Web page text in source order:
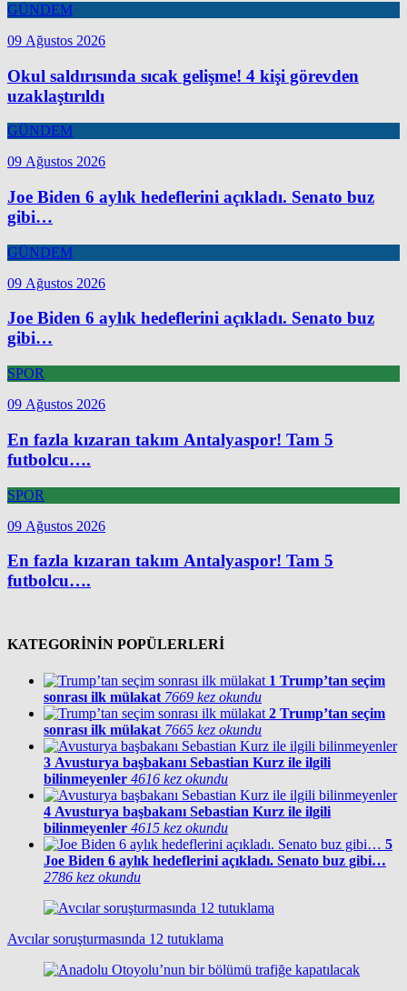
GÜNDEM
09 Ağustos 2026
Okul saldırısında sıcak gelişme! 4 kişi görevden
uzaklaştırıldı
GÜNDEM
09 Ağustos 2026
Joe Biden 6 aylık hedeflerini açıkladı. Senato buz
gibi…
GÜNDEM
09 Ağustos 2026
Joe Biden 6 aylık hedeflerini açıkladı. Senato buz
gibi…
SPOR
09 Ağustos 2026
En fazla kızaran takım Antalyaspor! Tam 5
futbolcu….
SPOR
09 Ağustos 2026
En fazla kızaran takım Antalyaspor! Tam 5
futbolcu….
KATEGORİNİN POPÜLERLERİ
1 Trump’tan seçim
sonrası ilk mülakat 7669 kez okundu
2 Trump’tan seçim
sonrası ilk mülakat 7665 kez okundu
3 Avusturya başbakanı Sebastian Kurz ile ilgili
bilinmeyenler 4616 kez okundu
4 Avusturya başbakanı Sebastian Kurz ile ilgili
bilinmeyenler 4615 kez okundu
5
Joe Biden 6 aylık hedeflerini açıkladı. Senato buz gibi…
2786 kez okundu
Avcılar soruşturmasında 12 tutuklama